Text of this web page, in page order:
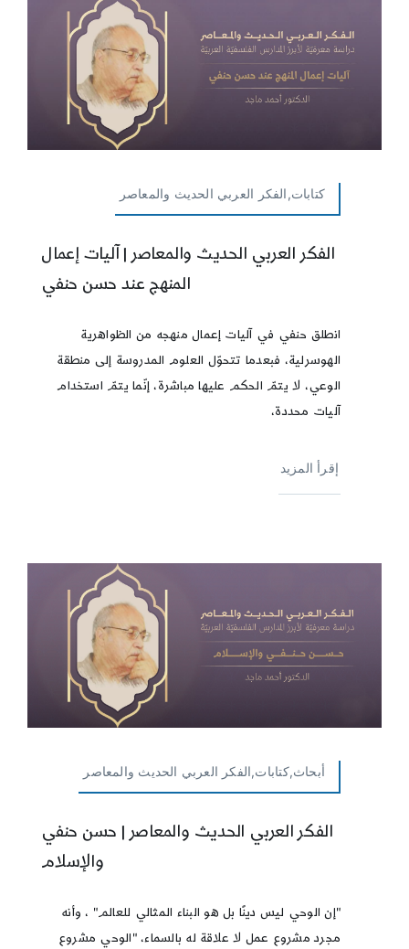
كتابات,الفكر العربي الحديث والمعاصر
الفكر العربي الحديث والمعاصر | آليات إعمال
المنهج عند حسن حنفي
انطلق حنفي في آليات إعمال منهجه من الظواهرية
الهوسرلية، فبعدما تتحوّل العلوم المدروسة إلى منطقة
الوعي، لا يتمّ الحكم عليها مباشرة، إنّما يتمّ استخدام
آليات محددة،
إقرأ المزيد
أبحاث,كتابات,الفكر العربي الحديث والمعاصر
الفكر العربي الحديث والمعاصر | حسن حنفي
والإسلام
"إن الوحي ليس دينًا بل هو البناء المثالي للعالم" ، وأنه
مجرد مشروع عمل لا علاقة له بالسماء، "الوحي مشروع